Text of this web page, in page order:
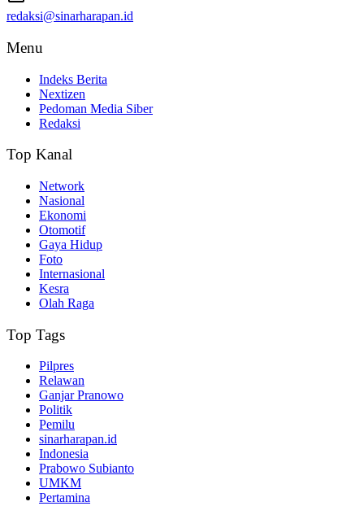
redaksi@sinarharapan.id
Menu
Indeks Berita
Nextizen
Pedoman Media Siber
Redaksi
Top Kanal
Network
Nasional
Ekonomi
Otomotif
Gaya Hidup
Foto
Internasional
Kesra
Olah Raga
Top Tags
Pilpres
Relawan
Ganjar Pranowo
Politik
Pemilu
sinarharapan.id
Indonesia
Prabowo Subianto
UMKM
Pertamina